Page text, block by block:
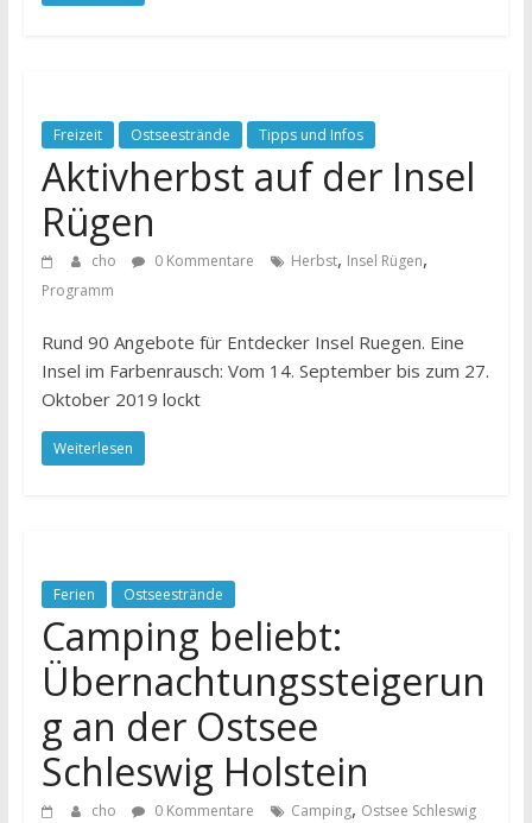
Freizeit Ostseestrände Tipps und Infos
Aktivherbst auf der Insel
Rügen
cho 0 Kommentare Herbst, Insel Rügen,
Programm
Rund 90 Angebote für Entdecker Insel Ruegen. Eine
Insel im Farbenrausch: Vom 14. September bis zum 27.
Oktober 2019 lockt
Weiterlesen
Ferien Ostseestrände
Camping beliebt:
Übernachtungssteigerun
g an der Ostsee
Schleswig Holstein
cho 0 Kommentare Camping, Ostsee Schleswig